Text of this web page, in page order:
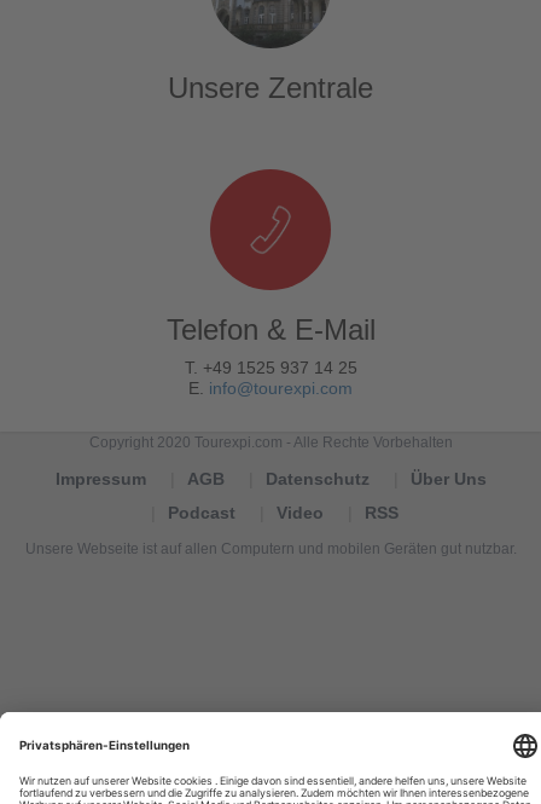
Unsere Zentrale
Telefon & E-Mail
T. +49 1525 937 14 25
E. info@tourexpi.com
Copyright 2020 Tourexpi.com - Alle Rechte Vorbehalten
Impressum AGB Datenschutz
Über Uns
Podcast
Video RSS
Unsere Webseite ist auf allen Computern und mobilen Geräten gut nutzbar.
noticias
de
Tourismus